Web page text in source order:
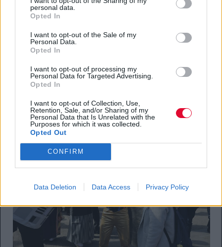
personal data.
Opted In
I want to opt-out of the Sale of my
Personal Data.
Opted In
I want to opt-out of processing my
Personal Data for Targeted Advertising.
Opted In
I want to opt-out of Collection, Use,
Retention, Sale, and/or Sharing of my
Personal Data that Is Unrelated with the
Purposes for which it was collected.
Opted Out
CONFIRM
Data Deletion Data Access Privacy Policy